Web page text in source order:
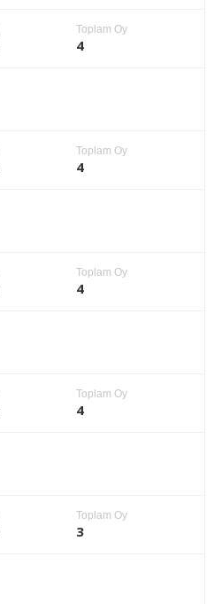
Toplam Oy
4
Toplam Oy
4
Toplam Oy
4
Toplam Oy
4
Toplam Oy
3